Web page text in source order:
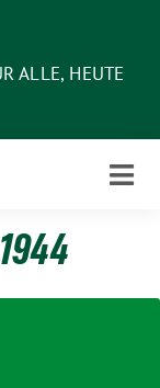
ALLE, HEUTE